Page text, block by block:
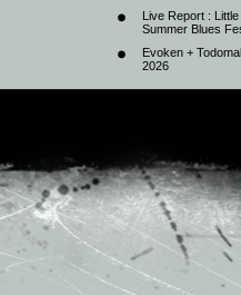
Live Report :
Summer Blues
Evoken +
2026